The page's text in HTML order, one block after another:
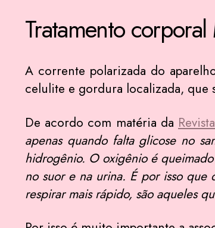
Tratamento
A corrente polarizada do
celulite e gordura localizada, que
De acordo com matéria da
apenas quando falta glicose no
hidrogênio. O oxigênio é
no suor e na urina. É por isso que
respirar mais rápido, são aqueles